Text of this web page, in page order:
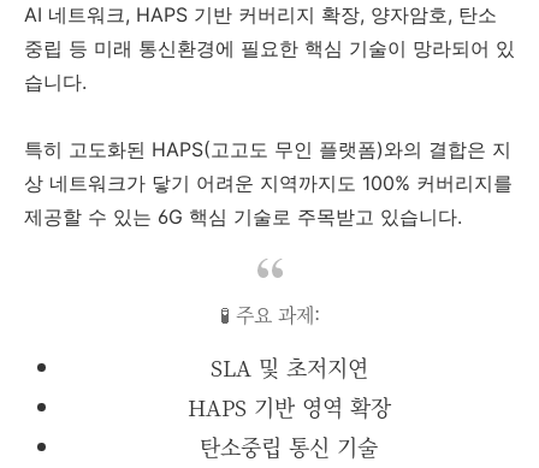
AI 네트워크, HAPS 기반 커버리지 확장, 양자암호, 탄소
중립 등 미래 통신환경에 필요한 핵심 기술이 망라되어 있
습니다.
특히 고도화된 HAPS(고고도 무인 플랫폼)와의 결합은 지
상 네트워크가 닿기 어려운 지역까지도 100% 커버리지를
제공할 수 있는 6G 핵심 기술로 주목받고 있습니다.
🧪 주요 과제:
SLA 및 초저지연
HAPS 기반 영역 확장
탄소중립 통신 기술